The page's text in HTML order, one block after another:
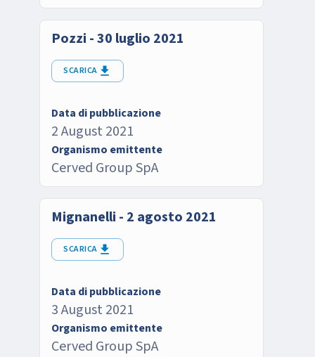
Pozzi - 30 luglio 2021
SCARICA
Data di pubblicazione
2 August 2021
Organismo emittente
Cerved Group SpA
Mignanelli - 2 agosto 2021
SCARICA
Data di pubblicazione
3 August 2021
Organismo emittente
Cerved Group SpA